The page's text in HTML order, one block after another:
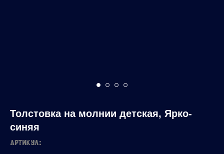
Толстовка на молнии детская, Ярко-
синяя
Артикул: